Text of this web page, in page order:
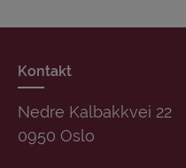
Kontakt
Nedre Kalbakkvei 22
0950 Oslo